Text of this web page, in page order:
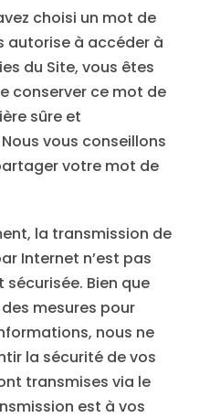
choisi un mot de
autorise à accéder à
du Site, vous êtes
conserver ce mot de
sûre et
vous conseillons
votre mot de
la transmission de
Internet n’est pas
Bien que
mesures pour
nous ne
la sécurité de vos
transmises via le
est à vos